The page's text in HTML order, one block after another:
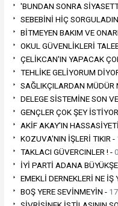
'BUNDAN SONRA
SEBEBİNİ HİÇ
BİTMEYEN BAKIM VE
OKUL GÜVENLİKLERİ
ÇELİKCAN'IN YAPACAK
TEHLİKE GELİYORUM
SAĞLIKÇILARDAN
DELEGE SİSTEMİNE SON
GENÇLER ÇOK ŞEY
AKİF AKAY'IN
KOZUVA'NIN İŞLERİ TIKIR -
TAKLACI GÜVERCINLER ! -
İYİ PARTİ ADANA
EMEKLİ DERNEKLERİ NE İŞ
BOŞ YERE SEVİNMEYİN -